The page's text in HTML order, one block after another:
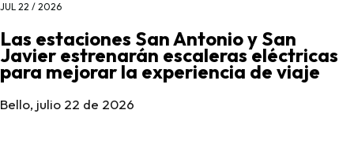
JUL 22 / 2026
Las estaciones San Antonio y San
Javier estrenarán escaleras eléctricas
para mejorar la experiencia de viaje
Bello, julio 22 de 2026